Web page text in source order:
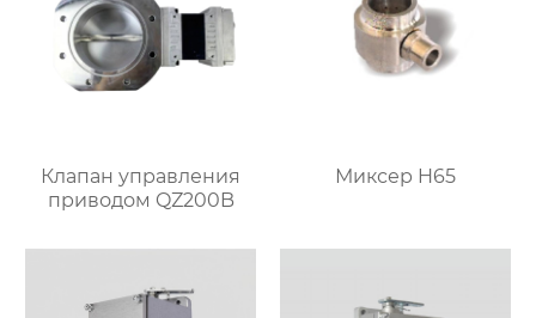
Клапан управления
приводом QZ200B
Миксер H65